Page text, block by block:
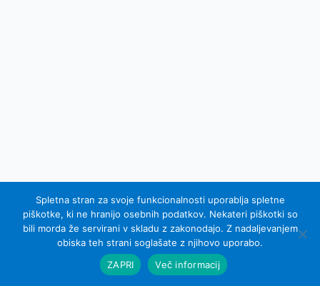
© 2007 - 2015 Equel d.o.o.; vse pravice pridržane
Izdelava spletnih strani Sinus IKS
Spletna stran za svoje funkcionalnosti uporablja spletne
piškotke, ki ne hranijo osebnih podatkov. Nekateri piškotki so
bili morda že servirani v skladu z zakonodajo. Z nadaljevanjem
obiska teh strani soglašate z njihovo uporabo.
ZAPRI
Več informacij